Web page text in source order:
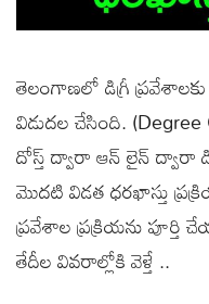
తెలంగాణలో డిగ్రీ
విడుదల చేసింది. (Degree
దోస్త్ ద్వారా ఆన్ లైన్ ద్వారా
మొదటి విడత ధరఖాస్తు
ప్రవేశాల ప్రక్రియను
తేదీల వివరాల్లోకి వెళ్తే ..